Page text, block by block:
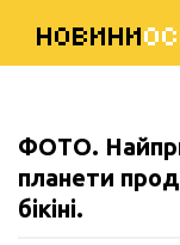
НОВИНИ
ФОТО.
планети
бікіні.